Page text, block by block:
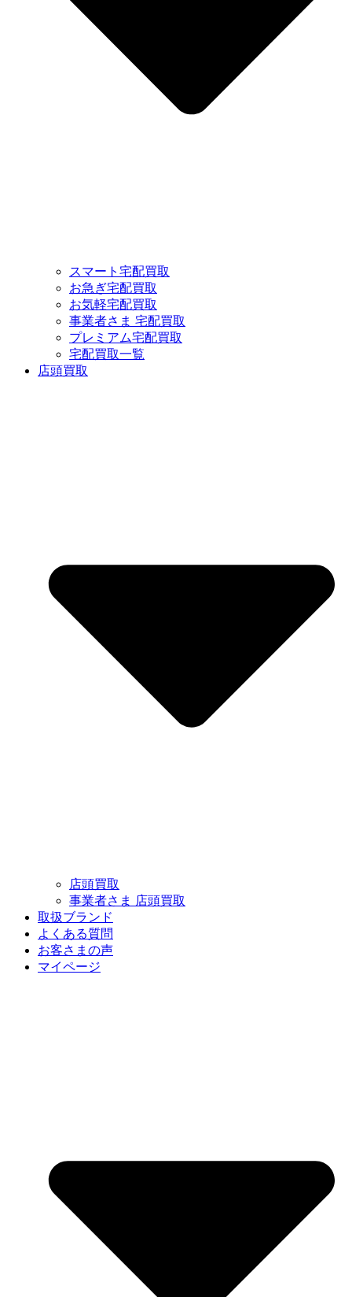
スマート宅配買取
お急ぎ宅配買取
お気軽宅配買取
事業者さま 宅配買取
プレミアム宅配買取
宅配買取一覧
店頭買取
店頭買取
事業者さま 店頭買取
取扱ブランド
よくある質問
お客さまの声
マイページ